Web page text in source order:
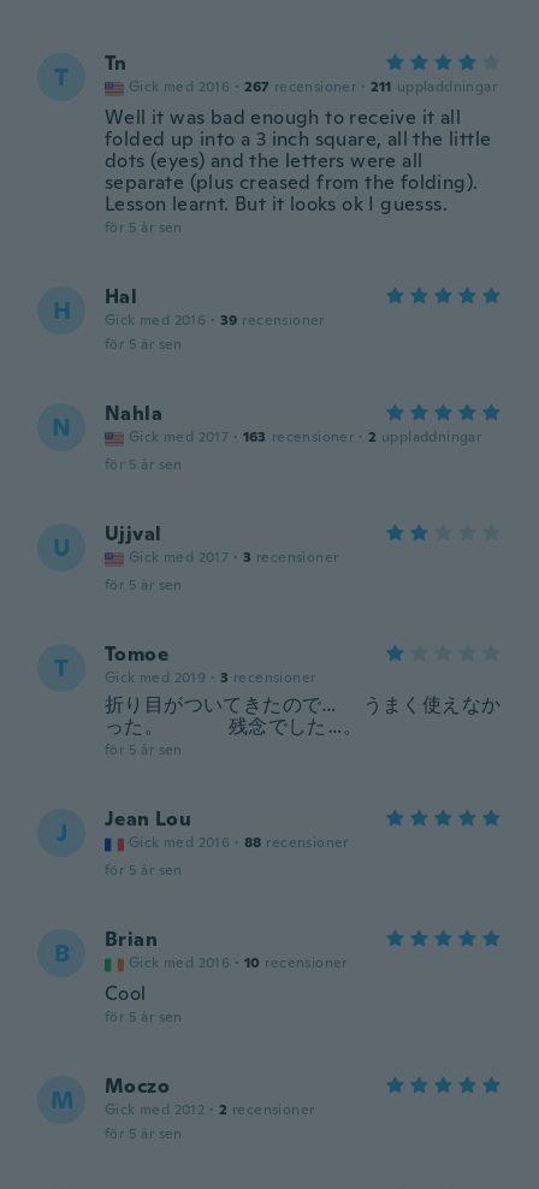
T Tn
Gick med 2016 · 267 recensioner · 211 uppladdningar
Well it was bad enough to receive it all
folded up into a 3 inch square, all the little
dots (eyes) and the letters were all
separate (plus creased from the folding).
Lesson learnt. But it looks ok I guesss.
för 5 år sen
H Hal
Gick med 2016 · 39 recensioner
för 5 år sen
N Nahla
Gick med 2017 · 163 recensioner · 2 uppladdningar
för 5 år sen
U Ujjval
Gick med 2017 · 3 recensioner
för 5 år sen
T Tomoe
Gick med 2019 · 3 recensioner
折り目がついてきたので… うまく使えなか
った。 残念でした…。
för 5 år sen
J Jean Lou
Gick med 2016 · 88 recensioner
för 5 år sen
B Brian
Gick med 2016 · 10 recensioner
Cool
för 5 år sen
M Moczo
Gick med 2012 · 2 recensioner
för 5 år sen